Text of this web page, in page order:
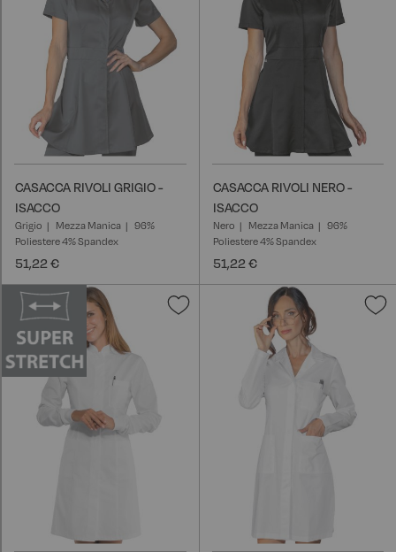
CASACCA RIVOLI GRIGIO -
ISACCO
Grigio Mezza Manica
96%
Poliestere 4% Spandex
51,22 €
CASACCA RIVOLI NERO -
ISACCO
Nero Mezza Manica
96%
Poliestere 4% Spandex
51,22 €
Aggiungi